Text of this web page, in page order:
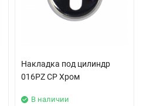
Накладка под цилиндр
016PZ CP Хром
В наличии